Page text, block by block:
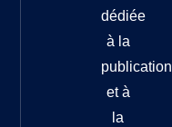
dédiée
à la
publication
et à
la